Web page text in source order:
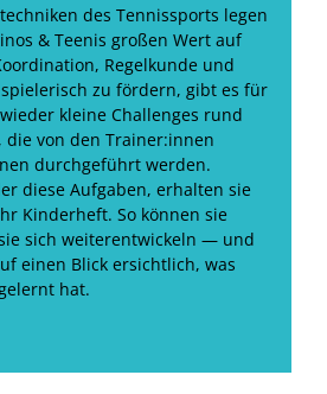
des Tennissports legen
& Teenis großen Wert auf
Regelkunde und
zu fördern, gibt es für
kleine Challenges rund
die von den Trainer:innen
durchgeführt werden.
diese Aufgaben, erhalten sie
Kinderheft. So können sie
sich weiterentwickeln — und
einen Blick ersichtlich, was
hat.